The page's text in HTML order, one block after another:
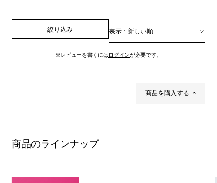
絞り込み 表示：新しい順
※レビューを書くには ログインが必要です。
商品を購入する
商品のラインナップ